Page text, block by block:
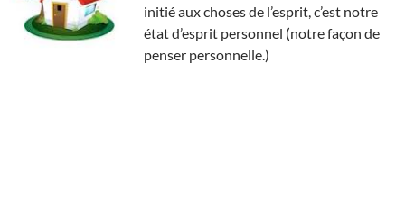
initié aux choses de l’esprit, c’est notre
état d’esprit personnel (notre façon de
penser personnelle.)